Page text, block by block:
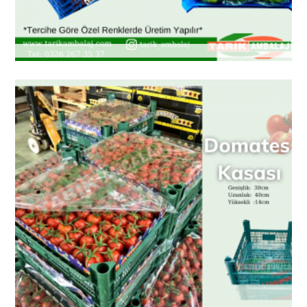
Naylon Poşet ve Çeşitleri
Palet Sarma fileleri
Streç Film ve Aleminyum Folyolar
Şerit ve Çember Çeşitleri
Transpalet
Sebze Filesi ve Çeşitleri
Zımba Makina Çeşirleri ve Telleri